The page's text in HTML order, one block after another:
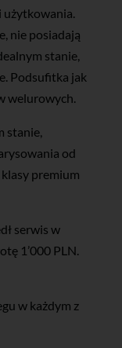
nie posiadają
stanie,
Podsufitka jak
welurowych.
stanie,
od
premium
serwis w
1’000 PLN.
w każdym z